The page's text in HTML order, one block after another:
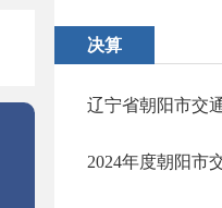
决算
辽宁省朝阳市交
2024年度朝阳市